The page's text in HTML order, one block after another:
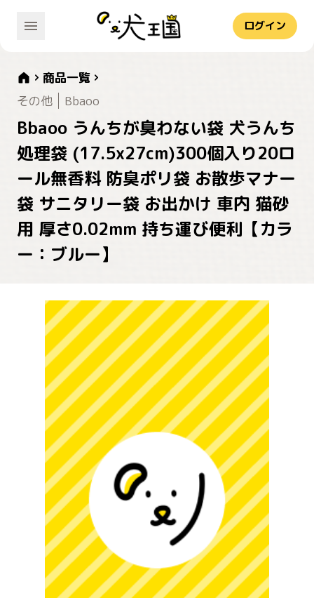
ログイン
商品一覧
その他
Bbaoo
Bbaoo うんちが臭わない袋 犬うんち
処理袋 (17.5x27cm)300個入り20ロ
ール無香料 防臭ポリ袋 お散歩マナー
袋 サニタリー袋 お出かけ 車内 猫砂
用 厚さ0.02mm 持ち運び便利【カラ
ー：ブルー】